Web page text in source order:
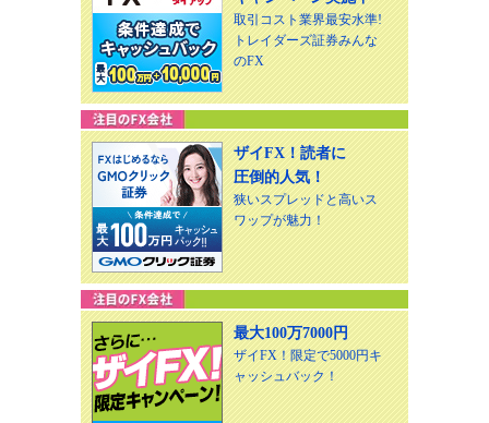
取引コスト業界最安水準!
トレイダーズ証券みんな
のFX
ザイFX！読者に
圧倒的人気！
狭いスプレッドと高いス
ワップが魅力！
最大100万7000円
ザイFX！限定で5000円キ
ャッシュバック！